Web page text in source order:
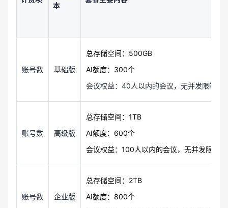
本
账号数 基础版
总存储空间：500GB
AI额度：300个
会议权益：40人以内的会议，无并发限制
账号数 高级版
总存储空间：1TB
AI额度：600个
会议权益：100人以内的会议，无并发限制
账号数 企业版
总存储空间：2TB
AI额度：800个